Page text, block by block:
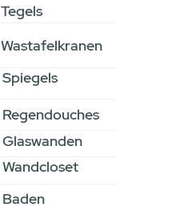
Tegels
Wastafelkranen
Spiegels
Regendouches
Glaswanden
Wandcloset
Baden